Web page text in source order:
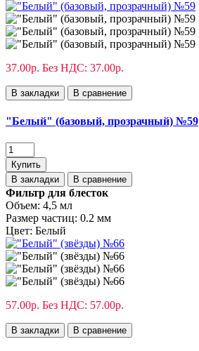
37.00р. Без НДС: 37.00р.
В закладки В сравнение
"Белый" (базовый, прозрачный) №59
Купить
В закладки
В сравнение
Фильтр для блесток
Объем: 4,5 мл
Размер частиц: 0.2 мм
Цвет: Белый
57.00р. Без НДС: 57.00р.
В закладки В сравнение